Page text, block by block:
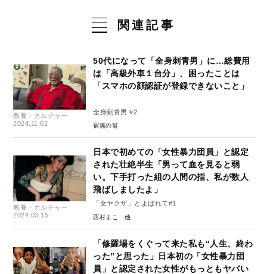
関連記事
教養・カルチャー
2024.11.02
50代になって「全身刺青男」に…総費用
は「高級外車１台分」、困ったことは
「スマホの顔認証が登録できないこと」
全身刺青男 #2
宿無の翁
教養・カルチャー
2024.03.15
日本で初めての「女性暴力団員」と認定
された壮絶半生「男って血を見ると弱
い。下手打った組の人間の指、私が数人
飛ばしましたよ」
「女ヤクザ」とよばれて#1
西村まこ
「修羅場をくぐって来た私も“人生、終わ
った”と思った」日本初の「女性暴力団
員」と認定された女性がもっともヤバい